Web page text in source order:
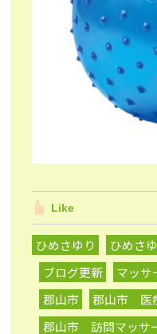
Like
ひめさゆり
ひめさ
ブログ更新
マッサ
郡山市
郡山市 医
郡山市 訪問マッサ